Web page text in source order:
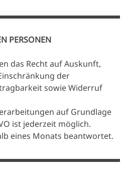
PERSONEN
das Recht auf Auskunft,
der
sowie Widerruf
auf Grundlage
ist jederzeit möglich.
eines Monats beantwortet.